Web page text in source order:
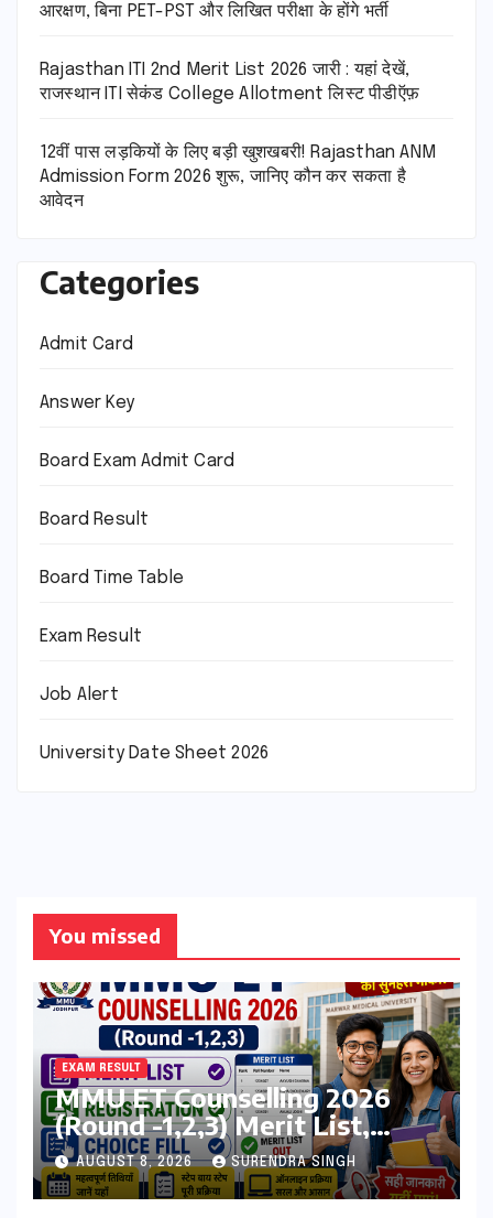
आरक्षण, बिना PET-PST और लिखित परीक्षा के होंगे भर्ती
Rajasthan ITI 2nd Merit List 2026 जारी : यहां देखें,
राजस्थान ITI सेकंड College Allotment लिस्ट पीडीऍफ़
12वीं पास लड़कियों के लिए बड़ी खुशखबरी! Rajasthan ANM
Admission Form 2026 शुरू, जानिए कौन कर सकता है
आवेदन
Categories
Admit Card
Answer Key
Board Exam Admit Card
Board Result
Board Time Table
Exam Result
Job Alert
University Date Sheet 2026
You missed
EXAM RESULT
MMU ET Counselling 2026
(Round -1,2,3) Merit List,
Registration, Choice Filling
AUGUST 8, 2026 SURENDRA SINGH